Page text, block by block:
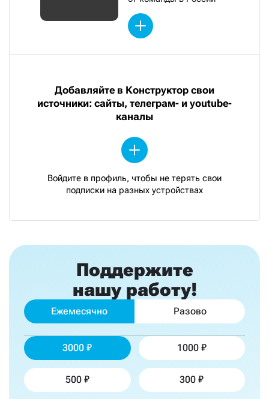
Добавляйте в Конструктор свои
источники: сайты, телеграм- и youtube-
каналы
Войдите в профиль, чтобы не терять свои
подписки на разных устройствах
Поддержите
нашу работу!
Ежемесячно Разово
3000 1000
500 300